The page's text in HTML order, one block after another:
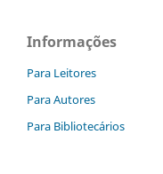
Informações
Para Leitores
Para Autores
Para Bibliotecários